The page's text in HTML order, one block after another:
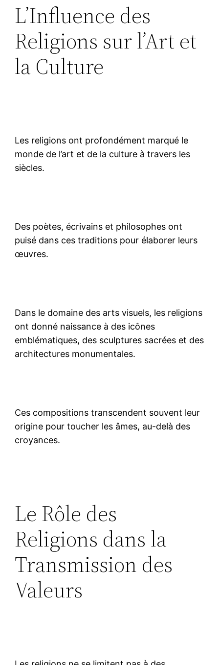
L’Influence des
Religions sur l’Art et
la Culture
Les religions ont profondément marqué le
monde de l’art et de la culture à travers les
siècles.
Des poètes, écrivains et philosophes ont
puisé dans ces traditions pour élaborer leurs
œuvres.
Dans le domaine des arts visuels, les religions
ont donné naissance à des icônes
emblématiques, des sculptures sacrées et des
architectures monumentales.
Ces compositions transcendent souvent leur
origine pour toucher les âmes, au-delà des
croyances.
Le Rôle des
Religions dans la
Transmission des
Valeurs